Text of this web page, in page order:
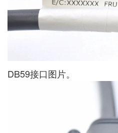
DB59接口图片。